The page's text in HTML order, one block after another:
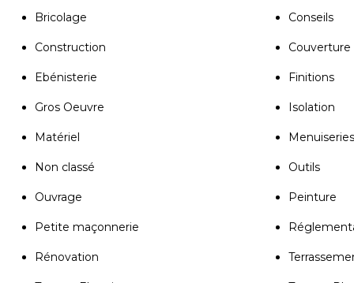
Bricolage Conseils
Construction Couverture
Ebénisterie Finitions
Gros Oeuvre Isolation
Matériel Menuiseries
Non classé Outils
Ouvrage Peinture
Petite maçonnerie
Rénovation